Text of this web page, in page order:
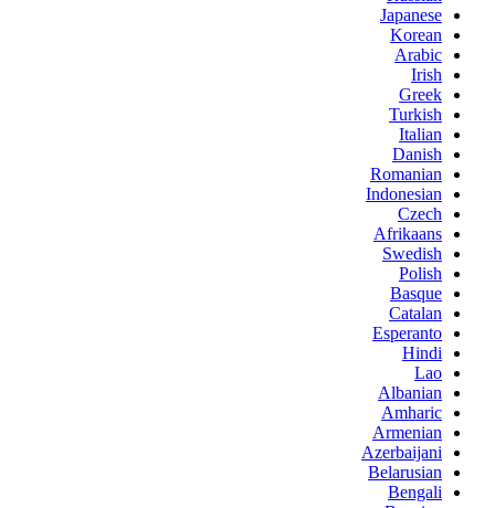
Japanese
Korean
Arabic
Irish
Greek
Turkish
Italian
Danish
Romanian
Indonesian
Czech
Afrikaans
Swedish
Polish
Basque
Catalan
Esperanto
Hindi
Lao
Albanian
Amharic
Armenian
Azerbaijani
Belarusian
Bengali